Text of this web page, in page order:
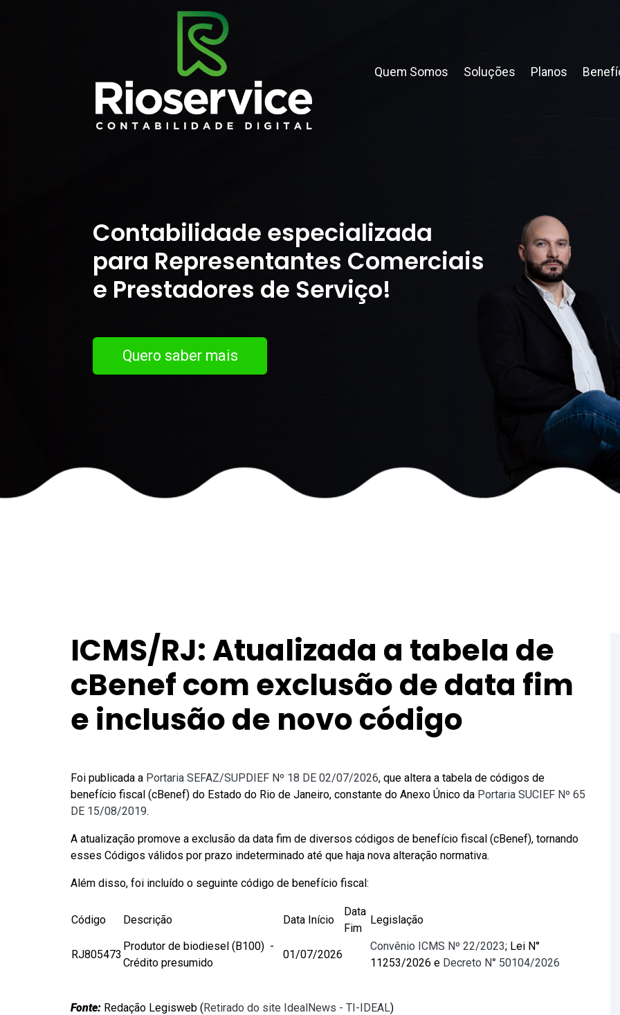
Quem Somos Soluções Planos
Contabilidade especializada
para Representantes Comerciais
e Prestadores de Serviço!
Quero saber mais
ICMS/RJ: Atualizada a tabela de
cBenef com exclusão de data fim
e inclusão de novo código
Foi publicada a Portaria SEFAZ/SUPDIEF Nº 18 DE 02/07/2026, que altera a tabela de códigos de
benefício fiscal (cBenef) do Estado do Rio de Janeiro, constante do Anexo Único da Portaria SUCIEF Nº 65
DE 15/08/2019.
A atualização promove a exclusão da data fim de diversos códigos de benefício fiscal (cBenef), tornando
esses Códigos válidos por prazo indeterminado até que haja nova alteração normativa.
Além disso, foi incluído o seguinte código de benefício fiscal:
Código Descrição Data Início
Data
Fim
Legislação
RJ805473
Produtor de biodiesel (B100) -
Crédito presumido
01/07/2026
Convênio ICMS Nº 22/2023; Lei N°
11253/2026 e Decreto N° 50104/2026
Fonte: Redação Legisweb (Retirado do site IdealNews - TI-IDEAL)